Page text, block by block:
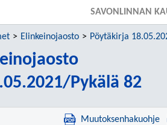
SAVONLINNAN
Elinkeinojaosto Pöytäkirja
Pykälä 82
Muutoksenhakuohje